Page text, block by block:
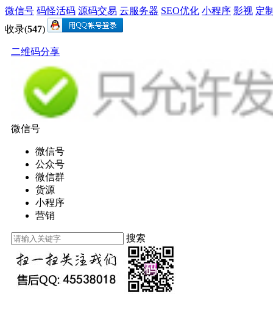
微信号 码怪活码 源码交易 云服务器 SEO优化 小程序 影视 定
收录(547)
二维码分享
微信号
微信号
公众号
微信群
货源
小程序
营销
搜索